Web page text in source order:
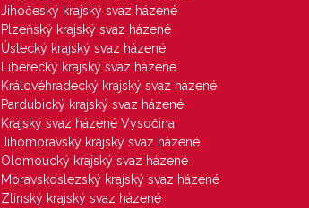
Jihočeský krajský svaz házené
Plzeňský krajský svaz házené
Ústecký krajský svaz házené
Liberecký krajský svaz házené
Královéhradecký krajský svaz házené
Pardubický krajský svaz házené
Krajský svaz házené Vysočina
Jihomoravský krajský svaz házené
Olomoucký krajský svaz házené
Moravskoslezský krajský svaz házené
Zlínský krajský svaz házené